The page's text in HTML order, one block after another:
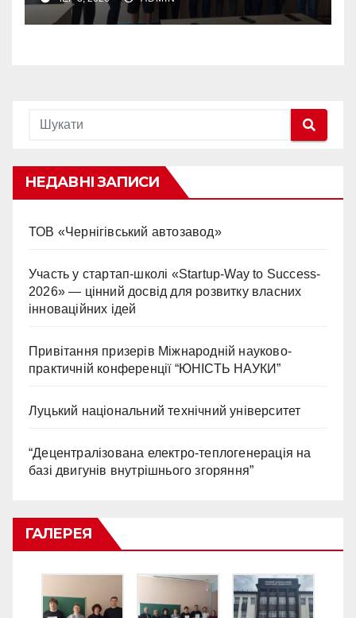
“ЮНІСТЬ НАУКИ”
НЕДАВНІ ЗАПИСИ
ТОВ «Чернігівський автозавод»
Участь у стартап-школі «Startup-Way to Success-
2026» — цінний досвід для розвитку власних
інноваційних ідей
Привітання призерів Міжнародній науково-
практичній конференції “ЮНІСТЬ НАУКИ”
Луцький національний технічний університет
“Децентралізована електро-теплогенерація на
базі двигунів внутрішнього згоряння”
ГАЛЕРЕЯ